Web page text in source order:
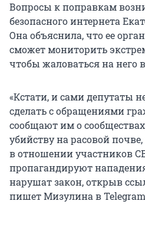
Вопросы к поправкам
безопасного интернета
Она объяснила, что ее
сможет мониторить
чтобы жаловаться на него
«Кстати, и сами депутаты
сделать с обращениями
сообщают им о
убийству на расовой
в отношении участников
пропагандируют
нарушат закон, открыв
пишет Мизулина в